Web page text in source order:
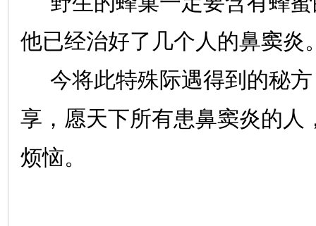
他已经治好了几个人的鼻窦炎
今将此特殊际遇得到的秘
享，愿天下所有患鼻窦炎的人
烦恼。